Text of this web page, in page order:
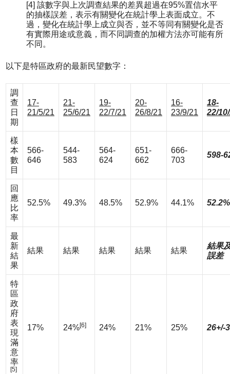
[4] 該數字與上次調查結果的差異超過在95%置信水平
的抽樣誤差，表示有關變化在統計學上表面成立。不
過，變化在統計學上成立與否，並不等同有關變化是否
有實際用途或意義，而不同調查的加權方法亦可能有所
不同。
以下是特區政府的最新民望數字：
調
查
日
期
17-
21/5/21
21-
25/6/21
19-
22/7/21
20-
26/8/21
16-
23/9/21
18-
22/
樣
本
數
目
566-
646
544-
583
564-
624
651-
662
666-
703
598-
回
應
比
率
52.5% 49.3% 48.5% 52.9% 44.1% 52.2%
最
新
結
果
結果 結果 結果 結果 結果
結果
誤差
特
區
政
府
表
現
滿
意
率
[5]
17% 24%[6] 24% 21% 25% 26+/-